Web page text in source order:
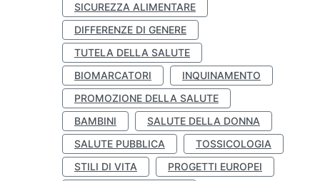
SICUREZZA ALIMENTARE
DIFFERENZE DI GENERE
TUTELA DELLA SALUTE
BIOMARCATORI
INQUINAMENTO
PROMOZIONE DELLA SALUTE
BAMBINI
SALUTE DELLA DONNA
SALUTE PUBBLICA
TOSSICOLOGIA
STILI DI VITA
PROGETTI EUROPEI